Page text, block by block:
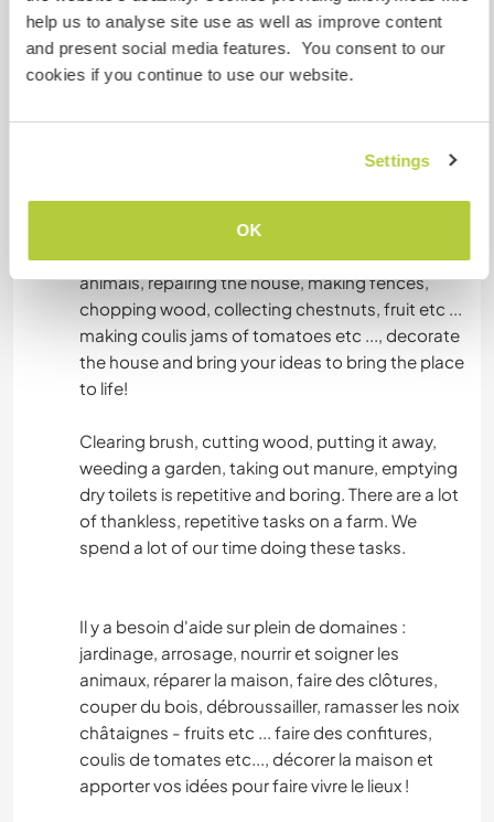
help us to analyse site use as well as improve content
and present social media features. You consent to our
cookies if you continue to use our website.
Settings
OK
HIKING
apprendre le jardin, la transformation des
légumes et fruits, l'escalade, la spéléo, la
parapente, la cuisine française et indienne, un
There is a need for help in many areas :
gardening, watering, feeding and caring for
animals, repairing the house, making fences,
chopping wood, collecting chestnuts, fruit etc ...
making coulis jams of tomatoes etc ..., decorate
the house and bring your ideas to bring the place
to life!
Clearing brush, cutting wood, putting it away,
weeding a garden, taking out manure, emptying
dry toilets is repetitive and boring. There are a lot
of thankless, repetitive tasks on a farm. We
spend a lot of our time doing these tasks.
Il y a besoin d'aide sur plein de domaines :
jardinage, arrosage, nourrir et soigner les
animaux, réparer la maison, faire des clôtures,
couper du bois, débroussailler, ramasser les noix
châtaignes - fruits etc ... faire des confitures,
coulis de tomates etc..., décorer la maison et
apporter vos idées pour faire vivre le lieux !